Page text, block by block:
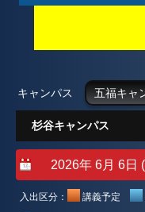
キャンパス 五福キャ
杉谷キャンパス
入出区分： 講義予定